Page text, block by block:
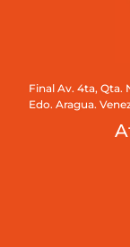
Final Av. 4ta, Qta.
Edo. Aragua.